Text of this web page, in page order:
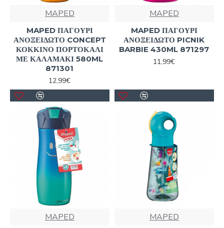
MAPED
MAPED ΠΑΓΟΥΡΙ
ΑΝΟΞΕΙΔΩΤΟ CONCEPT
ΚΟΚΚΙΝΟ ΠΟΡΤΟΚΑΛΙ
ΜΕ ΚΑΛΑΜΑΚΙ 580ML
871301
12,99€
MAPED
MAPED ΠΑΓΟΥΡΙ
ΑΝΟΞΕΙΔΩΤΟ PICNIK
BARBIE 430ML 871297
11,99€
MAPED MAPED